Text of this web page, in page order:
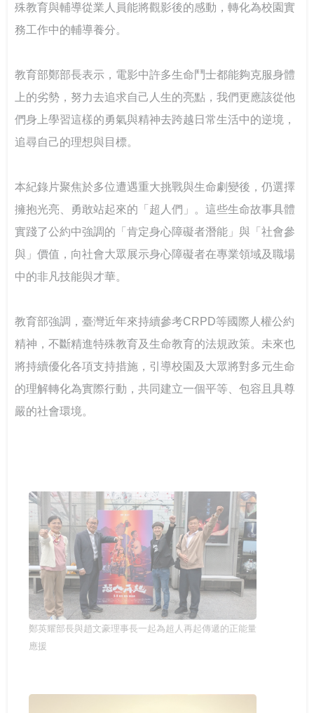
像回娘家一樣的輔導網絡— 北二區輔諮中心打造有溫度
115年度大專校院特教服務表揚 歡迎踴躍報名
打造校園最暖心的角落 義守大學諮商輔導空間升級，落
實全人教育願景
落實法治扎根生活 補助大學法律系所推動法治教育
聽見生命，回歸初心 生命教育廣播節目－「臺灣生命教
育感動地圖」系列專題
我可以改變我的人生－啟動輕度障礙大專生的自我決策
以師者先行，構築SEL友善校園生態系
殊教育與輔導從業人員能將觀影後的感動，轉化為校園實
務工作中的輔導養分。
教育部鄭部長表示，電影中許多生命鬥士都能夠克服身體
上的劣勢，努力去追求自己人生的亮點，我們更應該從他
們身上學習這樣的勇氣與精神去跨越日常生活中的逆境，
追尋自己的理想與目標。
本紀錄片聚焦於多位遭遇重大挑戰與生命劇變後，仍選擇
擁抱光亮、勇敢站起來的「超人們」。這些生命故事具體
實踐了公約中強調的「肯定身心障礙者潛能」與「社會參
與」價值，向社會大眾展示身心障礙者在專業領域及職場
中的非凡技能與才華。
教育部強調，臺灣近年來持續參考CRPD等國際人權公約
精神，不斷精進特殊教育及生命教育的法規政策。未來也
將持續優化各項支持措施，引導校園及大眾將對多元生命
的理解轉化為實際行動，共同建立一個平等、包容且具尊
嚴的社會環境。
鄭英耀部長與趙文豪理事長一起為超人再起傳遞的正能量
應援